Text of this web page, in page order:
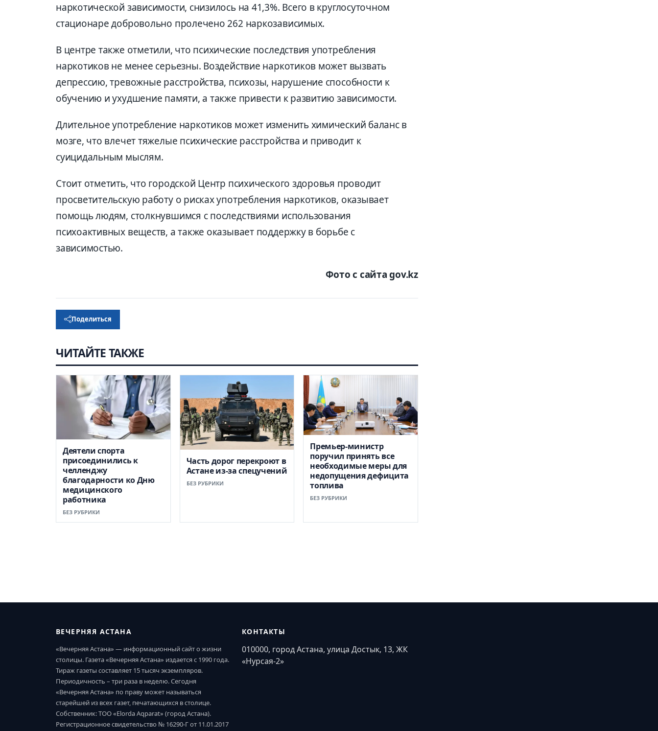
наркотической зависимости, снизилось на 41,3%. Всего в круглосуточном
стационаре добровольно пролечено 262 наркозависимых.
В центре также отметили, что психические последствия употребления
наркотиков не менее серьезны. Воздействие наркотиков может вызвать
депрессию, тревожные расстройства, психозы, нарушение способности к
обучению и ухудшение памяти, а также привести к развитию зависимости.
Длительное употребление наркотиков может изменить химический баланс в
мозге, что влечет тяжелые психические расстройства и приводит к
суицидальным мыслям.
Стоит отметить, что городской Центр психического здоровья проводит
просветительскую работу о рисках употребления наркотиков, оказывает
помощь людям, столкнувшимся с последствиями использования
психоактивных веществ, а также оказывает поддержку в борьбе с
зависимостью.
Фото с сайта gov.kz
Поделиться
ЧИТАЙТЕ ТАКЖЕ
Деятели спорта
присоединились к
челленджу
благодарности ко Дню
медицинского
работника
БЕЗ РУБРИКИ
Часть дорог перекроют в
Астане из-за спецучений
БЕЗ РУБРИКИ
Премьер-министр
поручил принять все
необходимые меры для
недопущения дефицита
топлива
БЕЗ РУБРИКИ
ВЕЧЕРНЯЯ АСТАНА
«Вечерняя Астана» — информационный сайт о жизни
столицы. Газета «Вечерняя Астана» издается с 1990 года.
Тираж газеты составляет 15 тысяч экземпляров.
Периодичность – три раза в неделю. Сегодня
«Вечерняя Астана» по праву может называться
старейшей из всех газет, печатающихся в столице.
Собственник: ТОО «Elorda Aqparat» (город Астана).
Регистрационное свидетельство № 16290-Г от 11.01.2017
КОНТАКТЫ
010000, город Астана, улица Достык, 13, ЖК
«Нурсая-2»